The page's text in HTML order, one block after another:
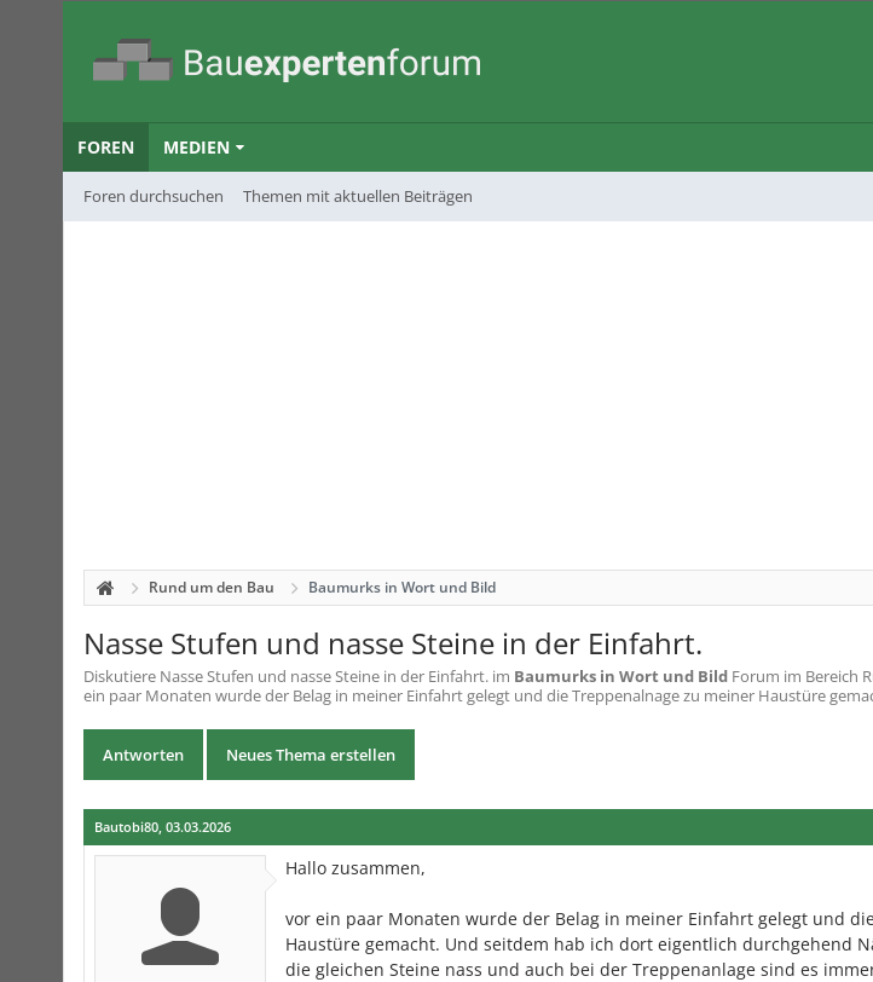
FOREN
Foren durchsuchen Themen mit aktuellen Beiträgen
MEDIEN
Rund um den Bau Baumurks in Wort und Bild
Nasse Stufen und nasse Steine in der Einfahrt.
Diskutiere Nasse Stufen und nasse Steine in der Einfahrt. im Baumurks in Wort und Bild Forum im Bereich
ein paar Monaten wurde der Belag in meiner Einfahrt gelegt und die Treppenalnage zu meiner Haustüre
Antworten Neues Thema erstellen
Bautobi80, 03.03.2026
Hallo zusammen,
vor ein paar Monaten wurde der Belag in meiner Einfahrt gelegt und
Haustüre gemacht. Und seitdem hab ich dort eigentlich durchgehend
die gleichen Steine nass und auch bei der Treppenanlage sind es